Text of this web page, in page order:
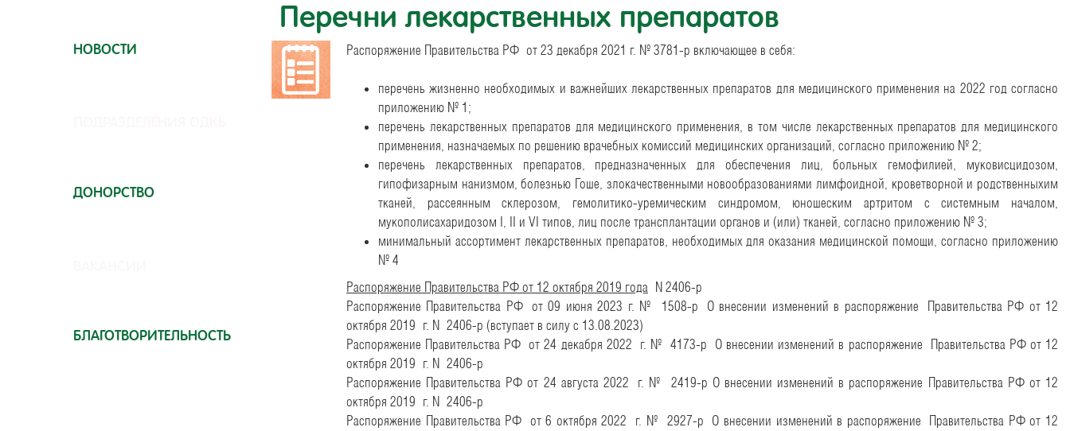
НОВОСТИ
ДОНОРСТВО
БЛАГОТВОРИТЕЛЬНОСТЬ
Перечни лекарственных препаратов
Распоряжение Правительства РФ от 23 декабря 2021 г. № 3781-р включающее в себя:
перечень жизненно необходимых и важнейших лекарственных препаратов для медицинского применения на 2022 год согласно
приложению № 1;
перечень лекарственных препаратов для медицинского применения, в том числе лекарственных препаратов для медицинского
применения, назначаемых по решению врачебных комиссий медицинских организаций, согласно приложению № 2;
перечень лекарственных препаратов, предназначенных для обеспечения лиц, больных гемофилией, муковисцидозом,
гипофизарным нанизмом, болезнью Гоше, злокачественными новообразованиями лимфоидной, кроветворной и родственныхим
тканей, рассеянным склерозом, гемолитико-уремическим синдромом, юношеским артритом с системным началом,
мукополисахаридозом I, II и VI типов, лиц после трансплантации органов и (или) тканей, согласно приложению № 3;
минимальный ассортимент лекарственных препаратов, необходимых для оказания медицинской помощи, согласно приложению
№ 4
Распоряжение Правительства РФ от 12 октября 2019 года N 2406-р
Распоряжение Правительства РФот 09 июня 2023 г. № 1508-р О внесении изменений в распоряжение Правительства РФ от 12
октября 2019 г. N 2406-р (вступает в силу с 13.08.2023)
Распоряжение Правительства РФ от 24 декабря 2022 г. № 4173-р О внесении изменений в распоряжение Правительства РФ от 12
октября 2019 г. N 2406-р
Распоряжение Правительства РФ от 24 августа 2022 г. № 2419-р О внесении изменений в распоряжение Правительства РФ от 12
октября 2019 г. N 2406-р
Распоряжение Правительства РФ от 6 октября 2022 г. № 2927-р О внесении изменений в распоряжение Правительства РФ от 12